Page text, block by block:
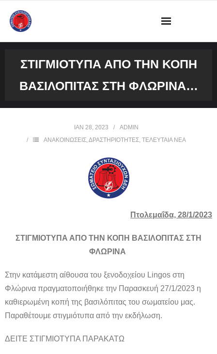
ΣΤΙΓΜΙΟΤΥΠΑ ΑΠΟ ΤΗΝ ΚΟΠΗ
ΒΑΣΙΛΟΠΙΤΑΣ ΣΤΗ ΦΛΩΡΙΝΑ…
ΙΑΝ 28, 2023
ADMIN
ΑΝΑΚΟΙΝΩΣΕΙΣ,ΔΡΑΣΤΗΡΙΟΤΗΤΕΣ, ΤΕΛΕΥΤΑΙΑ ΝΕΑ
Πτολεμαΐδα, 28/1/2023
ΣΤΙΓΜΙΟΤΥΠΑ ΑΠΟ ΤΗΝ ΚΟΠΗ ΒΑΣΙΛΟΠΙΤΑΣ ΣΤΗ
ΦΛΩΡΙΝΑ
Στην κατάμεστη αίθουσα του ξενοδοχείου Lingos στη
Φλώρινα πραγματοποιήθηκε την Παρασκευή 27/1/2023 η
καθιερωμένη κοπή της βασιλόπιτας του σωματείου μας.
Παραθέτουμε στιγμιότυπα από την εκδήλωση.
ΔΕΙΤΕ ΣΤΙΓΜΙΟΤΥΠΑ ΠΑΡΑΚΑΤΩ